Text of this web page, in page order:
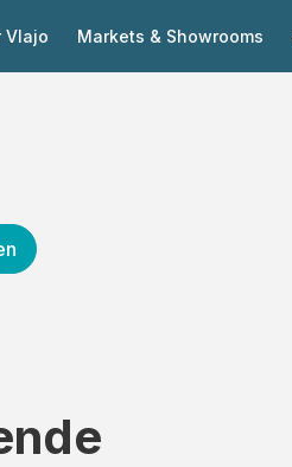
Vlajo Markets & Showrooms